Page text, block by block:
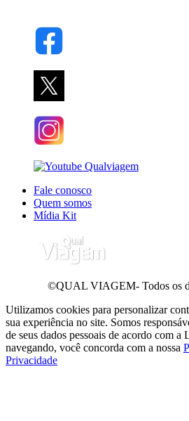
Fale conosco
Quem somos
Mídia Kit
©QUAL VIAGEM- Todos os
Utilizamos cookies para personalizar
sua experiência no site. Somos
de seus dados pessoais de acordo com
navegando, você concorda com a nossa
Privacidade